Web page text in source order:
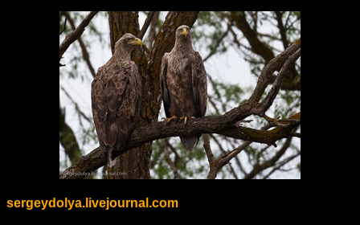
sergeydolya.livejournal.com